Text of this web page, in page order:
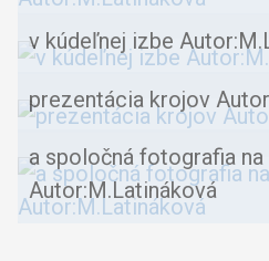
v kúdeľnej izbe
prezentácia krojov
a spoločná fotografia na
Autor:M.Latináková